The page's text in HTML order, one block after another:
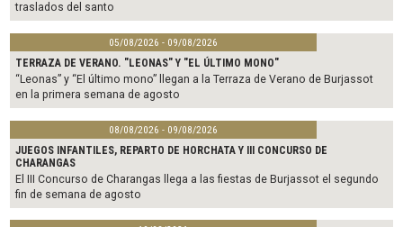
traslados del santo
05/08/2026 - 09/08/2026
TERRAZA DE VERANO. "LEONAS" Y "EL ÚLTIMO MONO"
“Leonas” y “El último mono” llegan a la Terraza de Verano de Burjassot
en la primera semana de agosto
08/08/2026 - 09/08/2026
JUEGOS INFANTILES, REPARTO DE HORCHATA Y III CONCURSO DE
CHARANGAS
El III Concurso de Charangas llega a las fiestas de Burjassot el segundo
fin de semana de agosto